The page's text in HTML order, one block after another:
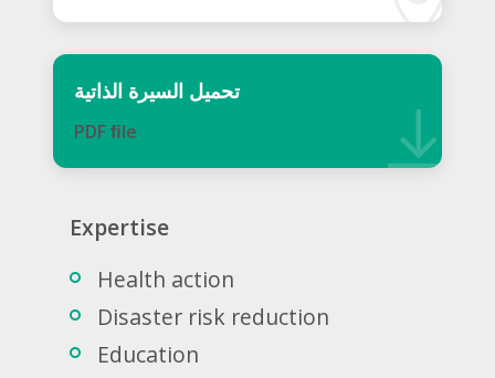
تحميل السيرة الذاتية
PDF ﬁle
Expertise
Health action
Disaster risk reduction
Education